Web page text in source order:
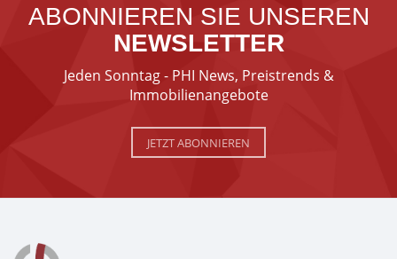
ABONNIEREN SIE UNSEREN
NEWSLETTER
Jeden Sonntag - PHI News, Preistrends &
Immobilienangebote
JETZT ABONNIEREN